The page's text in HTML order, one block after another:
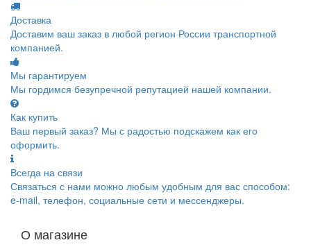
Доставка
Доставим ваш заказ в любой регион России транспортной
компанией.
Мы гарантируем
Мы гордимся безупречной репутацией нашей компании.
Как купить
Ваш первый заказ? Мы с радостью подскажем как его
оформить.
Всегда на связи
Связаться с нами можно любым удобным для вас способом:
e-mail, телефон, социальные сети и мессенджеры.
О магазине